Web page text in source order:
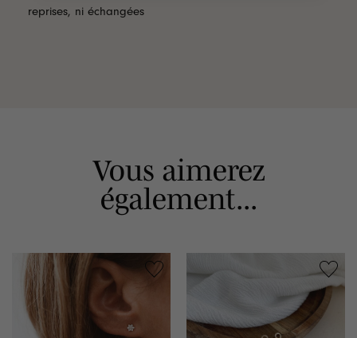
reprises, ni échangées
Vous aimerez
également...